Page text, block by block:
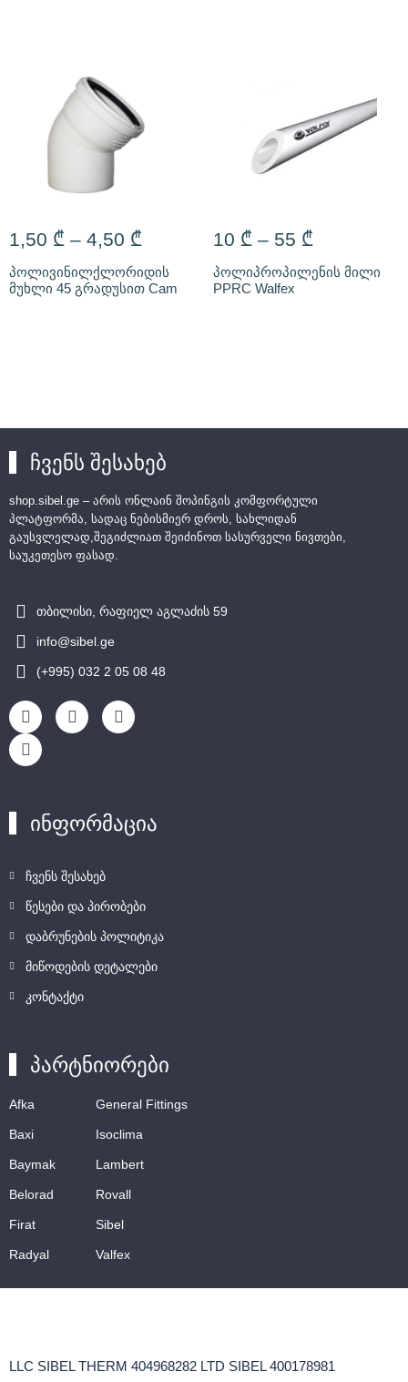
1,50 ₾ – 4,50 ₾
პოლივინილქლორიდის
მუხლი 45 გრადუსით Cam
10 ₾ – 55 ₾
პოლიპროპილენის მილი
PPRC Walfex
ჩვენს შესახებ
shop.sibel.ge – არის ონლაინ შოპინგის კომფორტული
პლატფორმა, სადაც ნებისმიერ დროს, სახლიდან
გაუსვლელად,შეგიძლიათ შეიძინოთ სასურველი ნივთები,
საუკეთესო ფასად.
თბილისი, რაფიელ აგლაძის 59
info@sibel.ge
(+995) 032 2 05 08 48
ინფორმაცია
ჩვენს შესახებ
წესები და პირობები
დაბრუნების პოლიტიკა
მიწოდების დეტალები
კონტაქტი
პარტნიორები
Afka
Baxi
Baymak
Belorad
Firat
Radyal
General Fittings
Isoclima
Lambert
Rovall
Sibel
Valfex
LLC SIBEL THERM 404968282 LTD SIBEL 400178981